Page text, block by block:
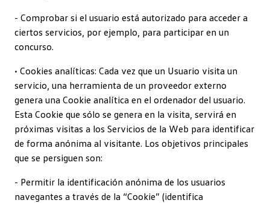
- Comprobar si el usuario está autorizado para acceder a
ciertos servicios, por ejemplo, para participar en un
concurso.
• Cookies analíticas: Cada vez que un Usuario visita un
servicio, una herramienta de un proveedor externo
genera una Cookie analítica en el ordenador del usuario.
Esta Cookie que sólo se genera en la visita, servirá en
próximas visitas a los Servicios de la Web para identificar
de forma anónima al visitante. Los objetivos principales
que se persiguen son:
- Permitir la identificación anónima de los usuarios
navegantes a través de la “Cookie” (identifica